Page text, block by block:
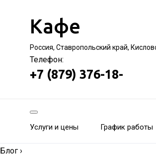
Кафе
Россия, Ставропольский край,
Телефон:
+7 (879) 376-18-
Услуги и цены График работы
Блог ›